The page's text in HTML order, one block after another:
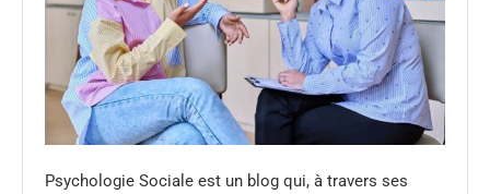
Psychologie Sociale est un blog qui, à travers ses